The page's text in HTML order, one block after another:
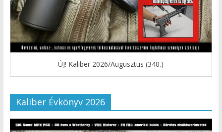
ÚJ! Kaliber 2026/Augusztus (340.)
Kaliber Évkönyv 2026